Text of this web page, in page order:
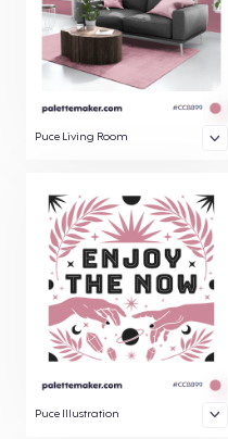
Puce Living Room
Puce Illustration